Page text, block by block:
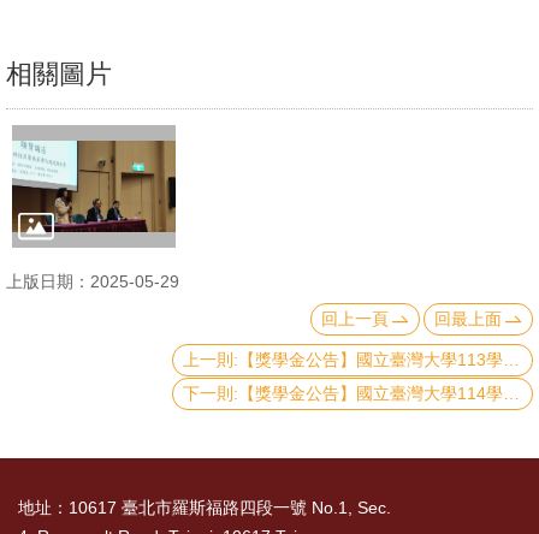
&
輔
捐
與
相關圖片
上版日期：2025-05-29
回上一頁
回最上面
地址：10617 臺北市羅斯福路四段一號 No.1, Sec.